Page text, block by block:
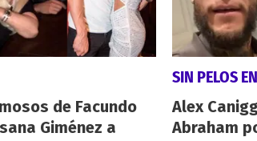
de Facundo
Giménez a
SIN PELOS
Alex
Abraham